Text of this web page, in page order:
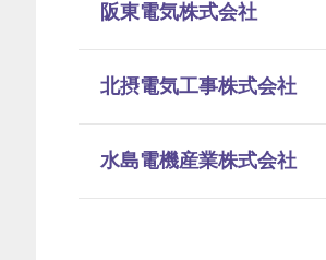
阪東電気株式会社
北摂電気工事株式会社
水島電機産業株式会社